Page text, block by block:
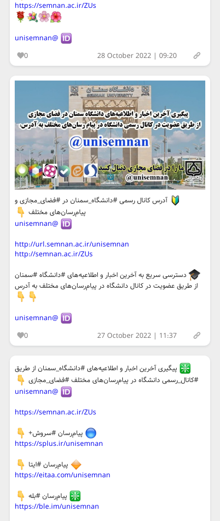
https://semnan.ac.ir/ZUs
@unisemnan
0
28 October 2022 | 09:20
آدرس کانال رسمی #دانشگاه_سمنان در #فضای_مجازی و
پیام‌رسان‌های مختلف
@unisemnan
http://url.semnan.ac.ir/unisemnan
http://semnan.ac.ir/ZUs
دسترسی سریع به آخرین اخبار و اطلاعیه‌های #دانشگاه #سمنان
از طریق عضویت در کانال دانشگاه در پیام‌رسان‌های مختلف به آدرس
@unisemnan
0
27 October 2022 | 11:37
پیگیری آخرین اخبار و اطلاعیه‌های #دانشگاه_سمنان از طریق
#کانال_رسمی دانشگاه در پیام‌رسان‌های مختلف #فضای_مجازی
@unisemnan
https://semnan.ac.ir/ZUs
پیام‌رسان #سروش+
https://splus.ir/unisemnan
پيام‌رسان #ایتا
https://eitaa.com/unisemnan
پيام‌رسان #بله
https://ble.im/unisemnan